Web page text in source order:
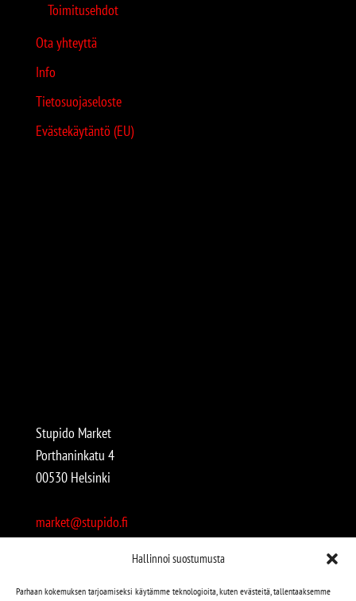
Hallinnoi suostumusta
Parhaan kokemuksen tarjoamiseksi käytämme teknologioita, kuten evästeitä, tallentaaksemme
Toimitusehdot
Ota yhteyttä
Info
Tietosuojaseloste
Evästekäytäntö (EU)
Stupido Market
Porthaninkatu 4
00530 Helsinki
market@stupido.fi
Avoinna: